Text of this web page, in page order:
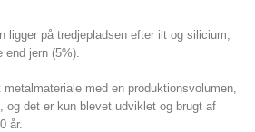
ligger på tredjepladsen efter ilt og silicium,
end jern (5%).
med en produktionsvolumen,
det er kun blevet udviklet og brugt af
år.